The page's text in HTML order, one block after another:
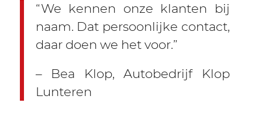
“We kennen onze klanten
bij
naam. Dat persoonlijke contact,
daar doen we het voor.”
– Bea Klop,
Autobedrijf Klop
Lunteren